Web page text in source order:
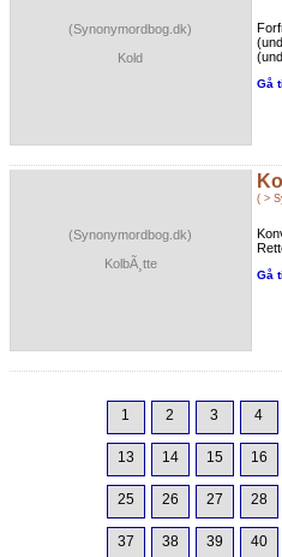
(Synonymordbog.dk)
Kold
Gå
(Synonymordbog.dk)
KolbÃ¸tte
( >
Gå
1 2 3 4
13 14 15 16
25 26 27 28
37 38 39 40